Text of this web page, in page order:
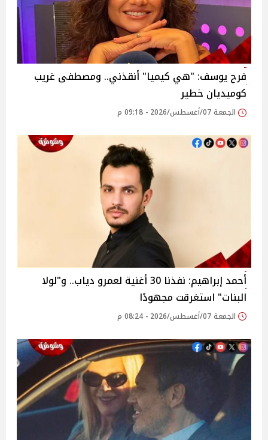
فرح يوسف: "هي كيميا" أنقذني.. ومصطفى غريب
كوميديان خطير
الجمعة 07/أغسطس/2026 - 09:18 م
أحمد إبراهيم: نفذنا 30 أغنية لعمرو دياب.. و"لولا
البنات" استغرقت مجهودًا
الجمعة 07/أغسطس/2026 - 08:24 م